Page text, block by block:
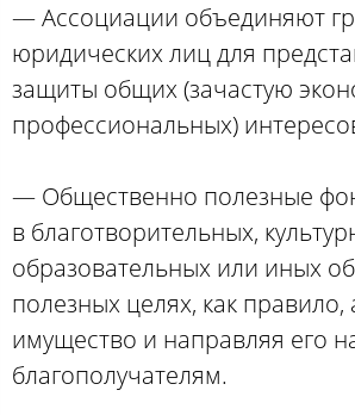
— Ассоциации объединяют
юридических лиц для
защиты общих (зачастую
профессиональных)
— Общественно полезные
в благотворительных,
образовательных или иных
полезных целях, как правило,
имущество и направляя его
благополучателям.